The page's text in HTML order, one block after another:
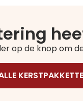
op de knop om